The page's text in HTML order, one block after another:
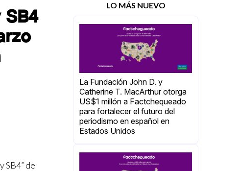
SB4” de
LO MÁS NUEVO
La Fundación John D. y
Catherine T. MacArthur otorga
US$1 millón a Factchequeado
para fortalecer el futuro del
periodismo en español en
Estados Unidos